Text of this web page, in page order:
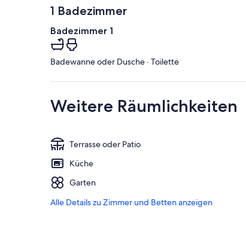
1 Badezimmer
Badezimmer 1
Badewanne oder Dusche · Toilette
Weitere Räumlichkeiten
Terrasse oder Patio
Küche
Garten
Alle Details zu Zimmer und Betten anzeigen